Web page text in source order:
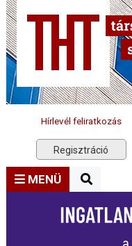
Hírlevél feliratkozás
Regisztráció
MENÜ